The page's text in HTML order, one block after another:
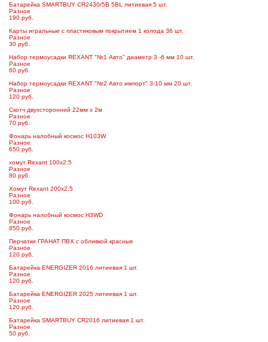
Батарейка SMARTBUY CR2430/5B 5BL литиевая 5 шт.
Разное
190 руб.
Карты игральные с пластиковым покрытием 1 колода 36 шт.
Разное
30 руб.
Набор термоусадки REXANT "№1 Авто" диаметр 3 -6 мм 10 шт.
Разное
60 руб.
Набор термоусадки REXANT "№2 Авто импорт" 3-10 мм 20 шт.
Разное
120 руб.
Скотч двухсторонний 22мм х 2м
Разное
70 руб.
Фонарь налобный космос H103W
Разное
650 руб.
хомут Rexant 100x2.5
Разное
80 руб.
Хомут Rexant 200х2.5
Разное
100 руб.
Фонарь налобный космос H3WD
Разное
850 руб.
Перчатки ГРАНАТ ПВХ с обливкой красные
Разное
120 руб.
Батарейка ENERGIZER 2016 литиевая 1 шт.
Разное
120 руб.
Батарейка ENERGIZER 2025 литиевая 1 шт.
Разное
120 руб.
Батарейка SMARTBUY CR2016 литиевая 1 шт.
Разное
50 руб.